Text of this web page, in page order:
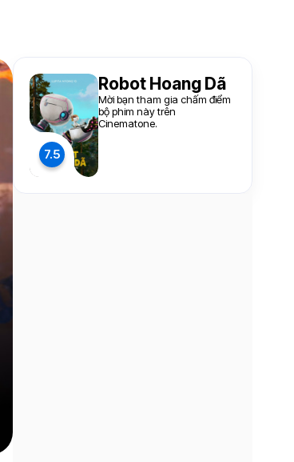
7.5
Robot Hoang Dã
Mời bạn tham gia chấm điểm
bộ phim này trên
Cinematone.